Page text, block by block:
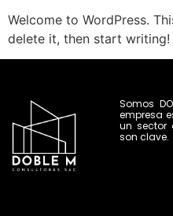
Welcome to WordPress.
delete it, then start writing!
Somos
empresa
un sector
son clave.